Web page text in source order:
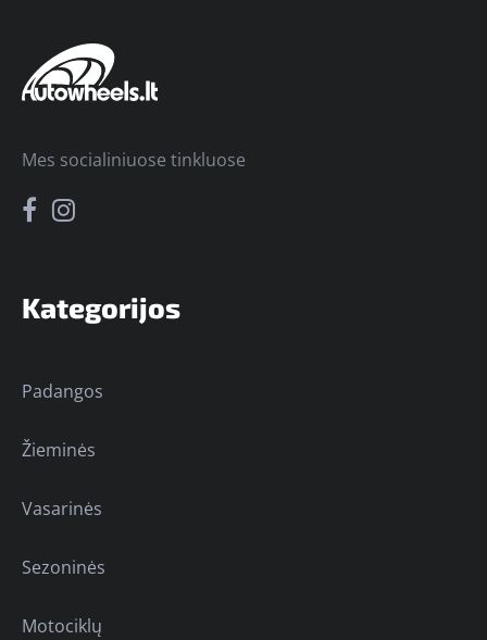
Kategorijos
Padangos
Žieminės
Vasarinės
Sezoninės
Motociklų
Mes socialiniuose tinkluose